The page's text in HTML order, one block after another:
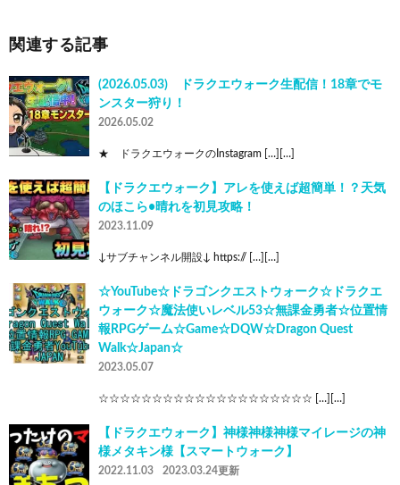
関連する記事
(2026.05.03) ドラクエウォーク生配信！18章でモ
ンスター狩り！
2026.05.02
★ ドラクエウォークのInstagram […][…]
【ドラクエウォーク】アレを使えば超簡単！？天気
のほこら•晴れを初見攻略！
2023.11.09
↓サブチャンネル開設↓ https:// […][…]
☆YouTube☆ドラゴンクエストウォーク☆ドラクエ
ウォーク☆魔法使いレベル53☆無課金勇者☆位置情
報RPGゲーム☆Game☆DQW☆Dragon Quest
Walk☆Japan☆
2023.05.07
☆☆☆☆☆☆☆☆☆☆☆☆☆☆☆☆☆☆☆☆ […][…]
【ドラクエウォーク】神様神様神様マイレージの神
様メタキン様【スマートウォーク】
2022.11.03 2023.03.24更新